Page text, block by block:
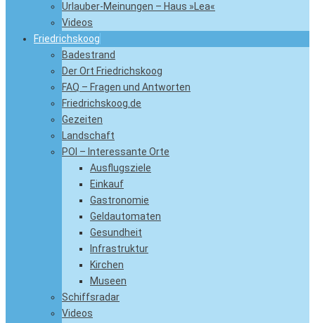
Urlauber-Meinungen – Haus »Lea«
Videos
Friedrichskoog
Badestrand
Der Ort Friedrichskoog
FAQ – Fragen und Antworten
Friedrichskoog.de
Gezeiten
Landschaft
POI – Interessante Orte
Ausflugsziele
Einkauf
Gastronomie
Geldautomaten
Gesundheit
Infrastruktur
Kirchen
Museen
Schiffsradar
Videos